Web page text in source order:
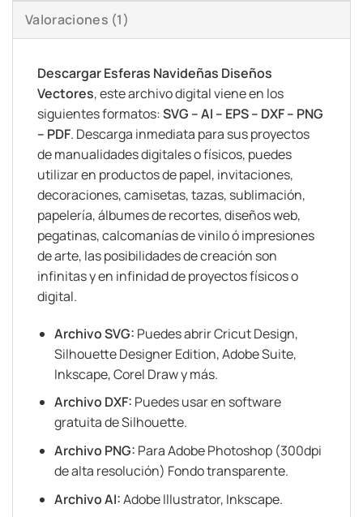
Valoraciones (1)
Descargar Esferas Navideñas Diseños
Vectores, este archivo digital viene en los
siguientes formatos:SVG – AI – EPS – DXF – PNG
– PDF. Descarga inmediata para sus proyectos
de manualidades digitales o físicos, puedes
utilizar en productos de papel, invitaciones,
decoraciones, camisetas, tazas, sublimación,
papelería, álbumes de recortes, diseños web,
pegatinas, calcomanías de vinilo ó impresiones
de arte, las posibilidades de creación son
infinitas y en infinidad de proyectos físicos o
digital.
Archivo SVG: Puedes abrir Cricut Design,
Silhouette Designer Edition, Adobe Suite,
Inkscape, Corel Draw y más.
Archivo DXF: Puedes usar en software
gratuita de Silhouette.
Archivo PNG: Para Adobe Photoshop (300dpi
de alta resolución) Fondo transparente.
Archivo AI:Adobe Illustrator, Inkscape.